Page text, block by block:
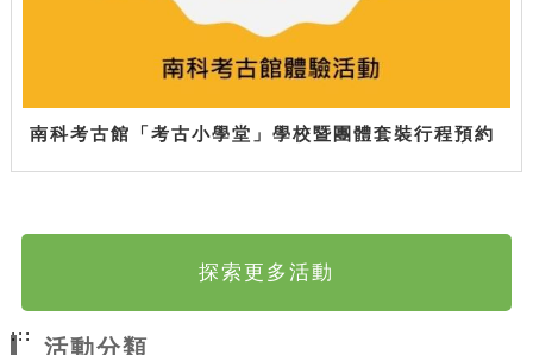
南科考古館「考古小學堂」學校暨團體套裝行程預約
探索更多活動
:::
活動分類